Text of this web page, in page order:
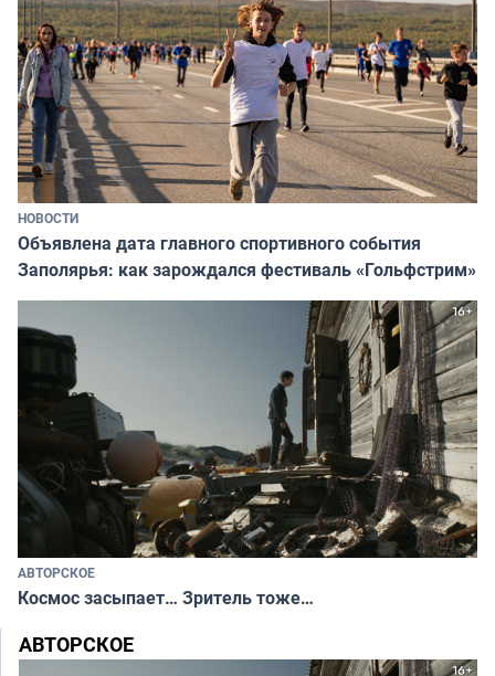
НОВОСТИ
Объявлена дата главного спортивного события
Заполярья: как зарождался фестиваль «Гольфстрим»
АВТОРСКОЕ
Космос засыпает… Зритель тоже…
АВТОРСКОЕ